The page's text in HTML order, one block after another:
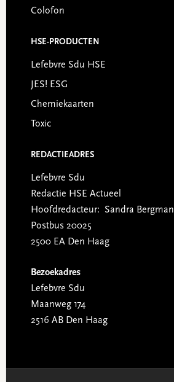
Colofon
HSE-PRODUCTEN
Lefebvre Sdu HSE
JES! ESG
Chemiekaarten
Toxic
REDACTIEADRES
Lefebvre Sdu
Redactie HSE Actueel
Hoofdredacteur: Sandra Bergman
Postbus 20025
2500 EA Den Haag
Bezoekadres
Lefebvre Sdu
Maanweg 174
2516 AB Den Haag